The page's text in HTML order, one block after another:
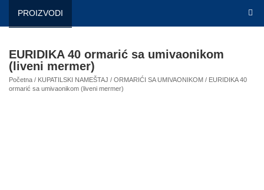
PROIZVODI
EURIDIKA 40 ormarić sa umivaonikom
(liveni mermer)
Početna / KUPATILSKI NAMEŠTAJ / ORMARIĆI SA UMIVAONIKOM / EURIDIKA 40
ormarić sa umivaonikom (liveni mermer)